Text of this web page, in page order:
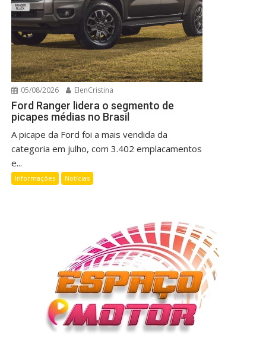
05/08/2026 ElenCristina
Ford Ranger lidera o segmento de
picapes médias no Brasil
A picape da Ford foi a mais vendida da
categoria em julho, com 3.402 emplacamentos
e...
Informações Notícias